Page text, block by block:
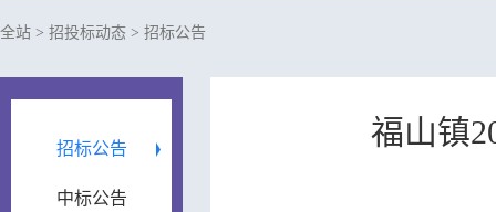
全站 > 招投标动态 > 招标公告
招标公告
中标公告
福山镇